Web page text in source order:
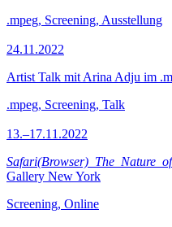
.mpeg, Screening, Ausstellung
24.11.2022
Artist Talk mit Arina Adju im
.mpeg, Screening, Talk
13.–17.11.2022
Gallery New York
Screening, Online